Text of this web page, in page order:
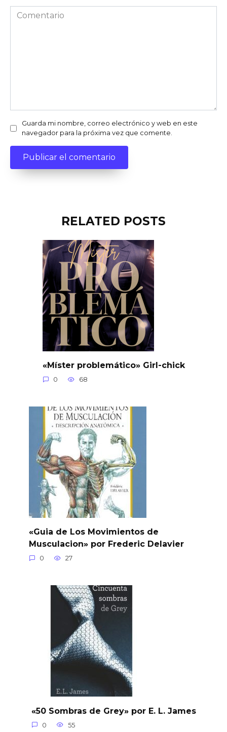
Comentario
Guarda mi nombre, correo electrónico y web en este
navegador para la próxima vez que comente.
RELATED POSTS
«Míster problemático» Girl-chick
0 68
«Guia de Los Movimientos de
Musculacion» por Frederic Delavier
0 27
«50 Sombras de Grey» por E. L. James
0 55